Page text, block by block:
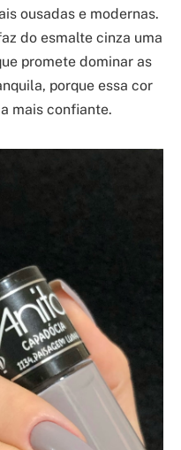
ousadas e modernas.
do esmalte cinza uma
promete dominar as
porque essa cor
mais confiante.